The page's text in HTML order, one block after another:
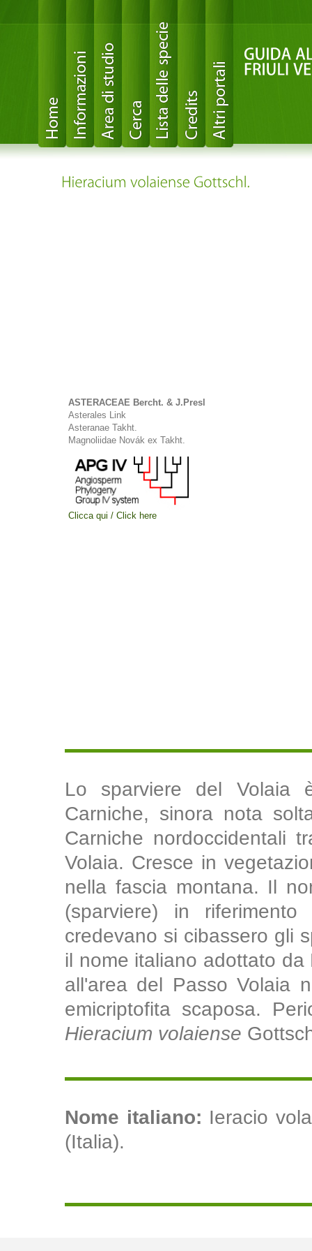
ASTERACEAE Bercht. & J.Presl
Asterales Link
Asteranae Takht.
Magnoliidae Novák ex Takht.
Clicca qui / Click here
Lo sparviere del Volaia
Carniche, sinora nota
Carniche nordoccidentali
Volaia. Cresce in
nella fascia montana. Il
(sparviere) in
credevano si cibassero gli
il nome italiano adottato
all'area del Passo Volaia
emicriptofita scaposa.
Hieracium volaiense
Nome italiano: Ieracio
(Italia).